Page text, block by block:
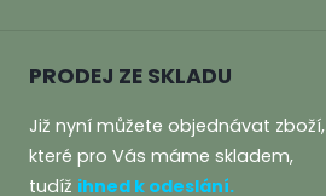
PRODEJ ZE SKLADU
Již nyní můžete objednávat zboží,
které pro Vás máme skladem,
tudíž ihned k odeslání.